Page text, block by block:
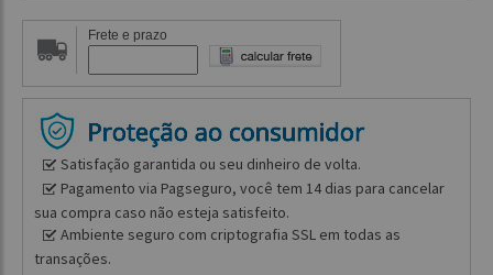
Frete e prazo
Satisfação garantida ou seu dinheiro de volta.
Pagamento via Pagseguro, você tem 14 dias para cancelar
sua compra caso não esteja satisfeito.
Ambiente seguro com criptografia SSL em todas as
transações.